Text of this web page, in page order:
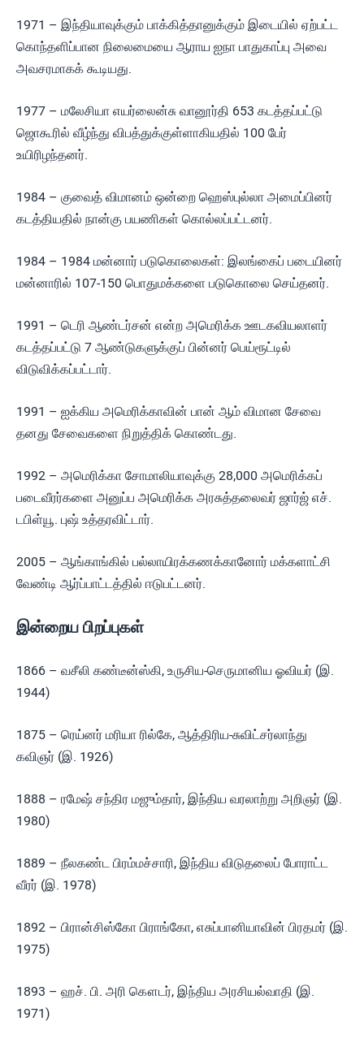
1971 – இந்தியாவுக்கும் பாக்கித்தானுக்கும் இடையில் ஏற்பட்ட
கொந்தளிப்பான நிலைமையை ஆராய ஐநா பாதுகாப்பு அவை
அவசரமாகக் கூடியது.
1977 – மலேசியா எயர்லைன்சு வானூர்தி 653 கடத்தப்பட்டு
ஜொகூரில் வீழ்ந்து விபத்துக்குள்ளாகியதில் 100 பேர்
உயிரிழந்தனர்.
1984 – குவைத் விமானம் ஒன்றை ஹெஸ்புல்லா அமைப்பினர்
கடத்தியதில் நான்கு பயணிகள் கொல்லப்பட்டனர்.
1984 – 1984 மன்னார் படுகொலைகள்: இலங்கைப் படையினர்
மன்னாரில் 107-150 பொதுமக்களை படுகொலை செய்தனர்.
1991 – டெரி ஆண்டர்சன் என்ற அமெரிக்க ஊடகவியலாளர்
கடத்தப்பட்டு 7 ஆண்டுகளுக்குப் பின்னர் பெய்ரூட்டில்
விடுவிக்கப்பட்டார்.
1991 – ஐக்கிய அமெரிக்காவின் பான் ஆம் விமான சேவை
தனது சேவைகளை நிறுத்திக் கொண்டது.
1992 – அமெரிக்கா சோமாலியாவுக்கு 28,000 அமெரிக்கப்
படைவீரர்களை அனுப்ப அமெரிக்க அரசுத்தலைவர் ஜார்ஜ் எச்.
டபிள்யூ. புஷ் உத்தரவிட்டார்.
2005 – ஆங்காங்கில் பல்லாயிரக்கணக்கானோர் மக்களாட்சி
வேண்டி ஆர்ப்பாட்டத்தில் ஈடுபட்டனர்.
இன்றைய பிறப்புகள்
1866 – வசீலி கண்டீன்ஸ்கி, உருசிய-செருமானிய ஓவியர் (இ.
1944)
1875 – ரெய்னர் மரியா ரில்கே, ஆத்திரிய-சுவிட்சர்லாந்து
கவிஞர் (இ. 1926)
1888 – ரமேஷ் சந்திர மஜும்தார், இந்திய வரலாற்று அறிஞர் (இ.
1980)
1889 – நீலகண்ட பிரம்மச்சாரி, இந்திய விடுதலைப் போராட்ட
வீரர் (இ. 1978)
1892 – பிரான்சிஸ்கோ பிராங்கோ, எசுப்பானியாவின் பிரதமர் (இ.
1975)
1893 – ஹச். பி. அரி கௌடர், இந்திய அரசியல்வாதி (இ.
1971)